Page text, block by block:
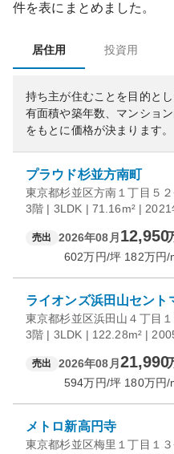
件を表にまとめました。
居住用 投資用
持ち主が住むことを目的と
有面積や築年数、マンショ
をもとに価格が決まります。
プラウド杉並方南町
東京都杉並区方南１丁目５２
3階 | 3LDK | 71.16m² | 2021
売出 2026年08月 12,950
602万円/坪 182万円/
ライオンズ浜田山セント
東京都杉並区浜田山４丁目１
3階 | 3LDK | 122.28m² |
売出 2026年08月 21,990
594万円/坪 180万円/
メトロ新高円寺
東京都杉並区梅里１丁目１３